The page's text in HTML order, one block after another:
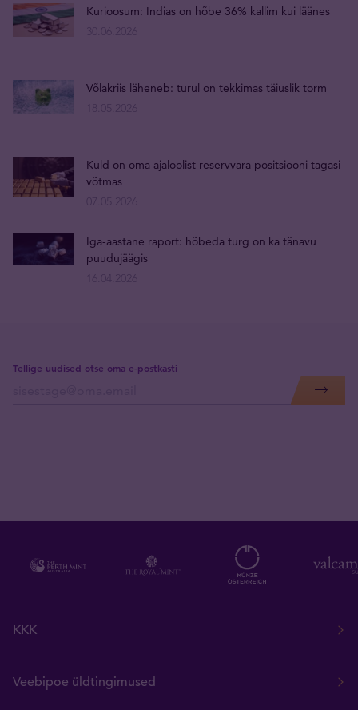
Kurioosum: Indias on hõbe 36% kallim kui läänes
30.06.2026
Võlakriis läheneb: turul on tekkimas täiuslik torm
Kuld on oma ajaloolist reservvara positsiooni tagasi
võtmas
07.05.2026
Iga-aastane raport: hõbeda turg on ka tänavu
puudujäägis
16.04.2026
Tellige uudised otse oma e-postkasti
KKK
Veebipoe üldtingimused